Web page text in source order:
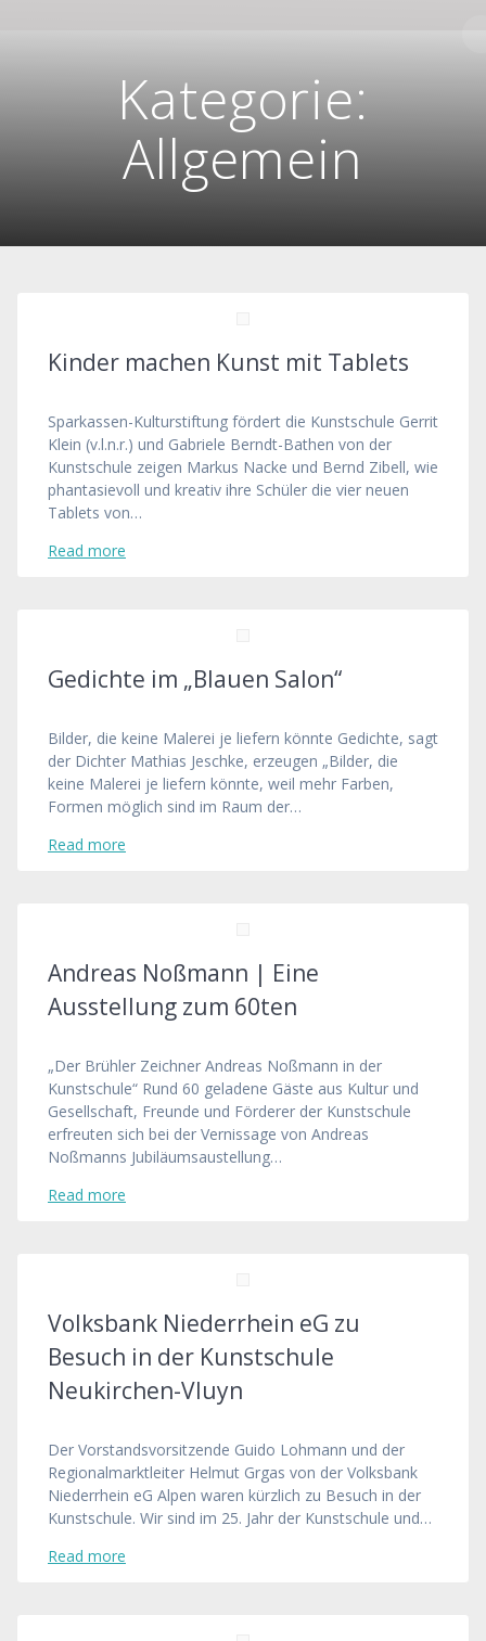
Kategorie:
Allgemein
Kinder machen Kunst mit Tablets
Sparkassen-Kulturstiftung fördert die Kunstschule Gerrit
Klein (v.l.n.r.) und Gabriele Berndt-Bathen von der
Kunstschule zeigen Markus Nacke und Bernd Zibell, wie
phantasievoll und kreativ ihre Schüler die vier neuen
Tablets von…
Read more
Gedichte im „Blauen Salon“
Bilder, die keine Malerei je liefern könnte Gedichte, sagt
der Dichter Mathias Jeschke, erzeugen „Bilder, die
keine Malerei je liefern könnte, weil mehr Farben,
Formen möglich sind im Raum der…
Read more
Andreas Noßmann | Eine
Ausstellung zum 60ten
„Der Brühler Zeichner Andreas Noßmann in der
Kunstschule“ Rund 60 geladene Gäste aus Kultur und
Gesellschaft, Freunde und Förderer der Kunstschule
erfreuten sich bei der Vernissage von Andreas
Noßmanns Jubiläumsaustellung…
Read more
Volksbank Niederrhein eG zu
Besuch in der Kunstschule
Neukirchen-Vluyn
Der Vorstandsvorsitzende Guido Lohmann und der
Regionalmarktleiter Helmut Grgas von der Volksbank
Niederrhein eG Alpen waren kürzlich zu Besuch in der
Kunstschule. Wir sind im 25. Jahr der Kunstschule und…
Read more